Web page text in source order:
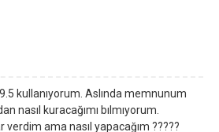
kullanıyorum. Aslında memnunum
nasıl kuracağımı bılmıyorum.
ama nasıl yapacağım ?????